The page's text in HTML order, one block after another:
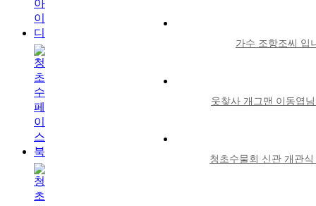
가수 조항조씨 입
웃찾사 개그맨 이동엽
청초수물회 신관 개관